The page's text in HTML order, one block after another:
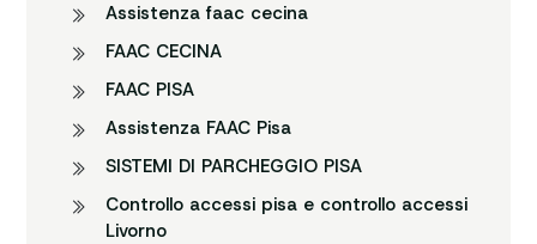
Assistenza faac cecina
FAAC CECINA
FAAC PISA
Assistenza FAAC Pisa
SISTEMI DI PARCHEGGIO PISA
Controllo accessi pisa e controllo accessi
Livorno